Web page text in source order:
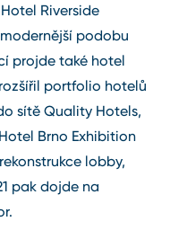
Riverside
podobu
projde také hotel
portfolio hotelů
sítě Quality Hotels,
Brno Exhibition
lobby,
pak dojde na